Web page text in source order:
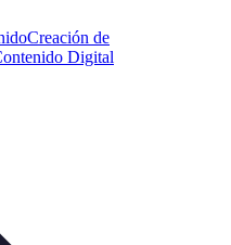
Creación de
Digital